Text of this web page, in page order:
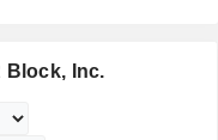
Block, Inc.